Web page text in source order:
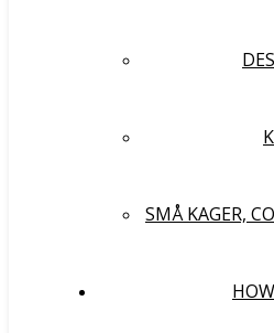
SMÅ KAGER,